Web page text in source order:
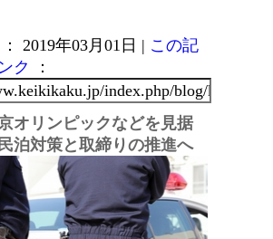
2019年03月01日 | この記
ク
：
オリンピックなどを見据
泊対策と取締りの推進へ